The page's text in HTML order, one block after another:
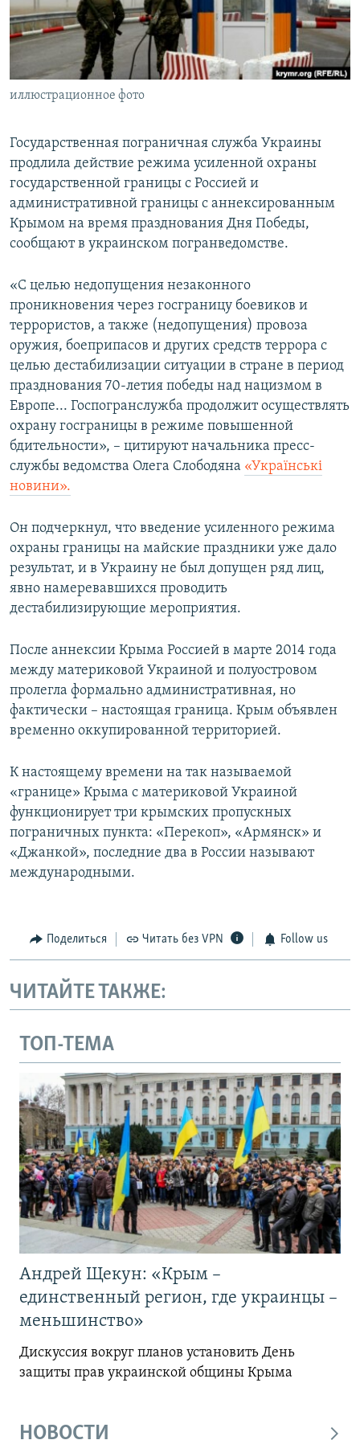
ПОБЕДИТЕЛЕЙ НЕ СУДЯТ?
КРЫМ.НЕПОКОРЕННЫЙ
ELIFBE
УКРАИНСКАЯ ПРОБЛЕМА КРЫМА
ПРИСОЕДИНЯЙТЕСЬ!
иллюстрационное фото
Государственная пограничная служба Украины
продлила действие режима усиленной охраны
государственной границы с Россией и
административной границы с аннексированным
Крымом на время празднования Дня Победы,
сообщают в украинском погранведомстве.
«С целью недопущения незаконного
проникновения через госграницу боевиков и
террористов, а также (недопущения) провоза
оружия, боеприпасов и других средств террора с
целью дестабилизации ситуации в стране в период
празднования 70-летия победы над нацизмом в
Европе... Госпогранслужба продолжит осуществлять
охрану госграницы в режиме повышенной
бдительности», – цитируют начальника пресс-
службы ведомства Олега Слободяна «Українські
новини».
Он подчеркнул, что введение усиленного режима
охраны границы на майские праздники уже дало
результат, и в Украину не был допущен ряд лиц,
явно намеревавшихся проводить
дестабилизирующие мероприятия.
После аннексии Крыма Россией в марте 2014 года
между материковой Украиной и полуостровом
пролегла формально административная, но
фактически – настоящая граница. Крым объявлен
временно оккупированной территорией.
К настоящему времени на так называемой
«границе» Крыма с материковой Украиной
функционирует три крымских пропускных
пограничных пункта: «Перекоп», «Армянск» и
«Джанкой», последние два в России называют
международными.
Поделиться Читать без VPN Follow us
ЧИТАЙТЕ ТАКЖЕ:
ТОП-ТЕМА
Андрей Щекун: «Крым –
единственный регион, где украинцы –
меньшинство»
Дискуссия вокруг планов установить День
защиты прав украинской общины Крыма
НОВОСТИ